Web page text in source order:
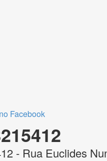
Facebook
- Rua Euclides